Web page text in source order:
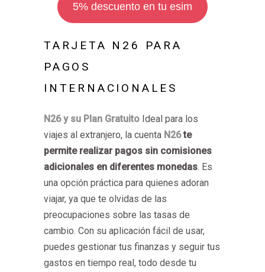
5% descuento en tu esim
TARJETA N26 PARA
PAGOS
INTERNACIONALES
N26 y su Plan Gratuito Ideal para los
viajes al extranjero, la cuenta N26te
permite realizar pagos sin comisiones
adicionales en diferentes monedas. Es
una opción práctica para quienes adoran
viajar, ya que te olvidas de las
preocupaciones sobre las tasas de
cambio. Con su aplicación fácil de usar,
puedes gestionar tus finanzas y seguir tus
gastos en tiempo real, todo desde tu